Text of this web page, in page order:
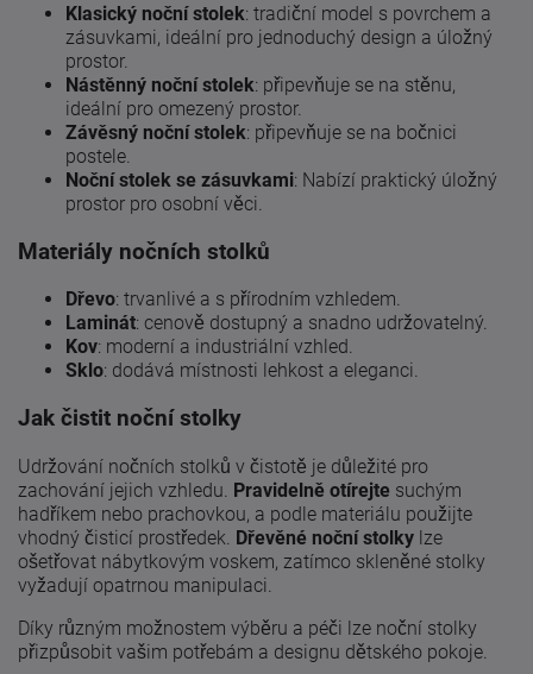
Klasický noční stolek: tradiční model s povrchem a
zásuvkami, ideální pro jednoduchý design a úložný
prostor.
Nástěnný noční stolek: připevňuje se na stěnu,
ideální pro omezený prostor.
Závěsný noční stolek: připevňuje se na bočnici
postele.
Noční stolek se zásuvkami: Nabízí praktický úložný
prostor pro osobní věci.
Materiály nočních stolků
Dřevo: trvanlivé a s přírodním vzhledem.
Laminát: cenově dostupný a snadno udržovatelný.
Kov: moderní a industriální vzhled.
Sklo: dodává místnosti lehkost a eleganci.
Jak čistit noční stolky
Udržování nočních stolků v čistotě je důležité pro
zachování jejich vzhledu. Pravidelně otírejte suchým
hadříkem nebo prachovkou, a podle materiálu použijte
vhodný čisticí prostředek. Dřevěné noční stolky lze
ošetřovat nábytkovým voskem, zatímco skleněné stolky
vyžadují opatrnou manipulaci.
Díky různým možnostem výběru a péči lze noční stolky
přizpůsobit vašim potřebám a designu dětského pokoje.